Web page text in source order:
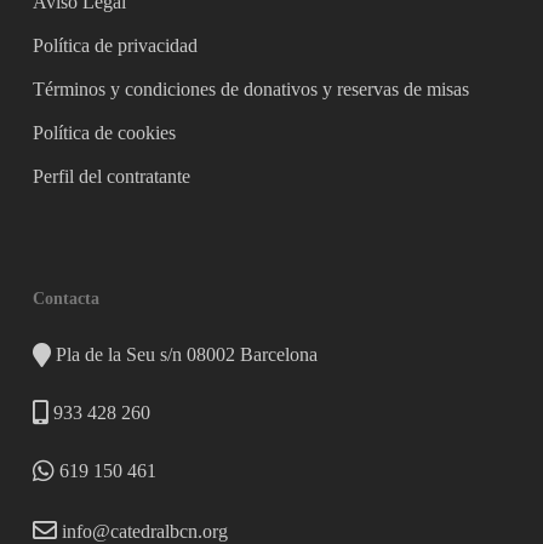
Política de privacidad
Términos y condiciones de donativos y reservas de misas
Política de cookies
Perfil del contratante
Contacta
Pla de la Seu s/n 08002 Barcelona
933 428 260
619 150 461
info@catedralbcn.org